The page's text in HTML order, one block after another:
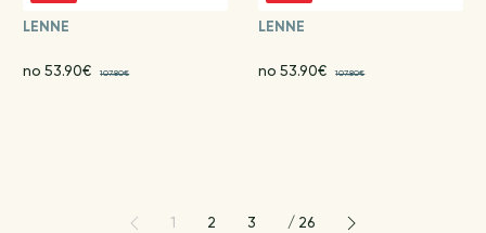
LENNE
no 53.90€ 107.80€
LENNE
no 53.90€ 107.80€
1 2 3 / 26